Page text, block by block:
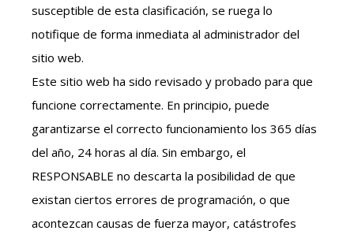
susceptible de esta clasificación, se ruega lo
notifique de forma inmediata al administrador del
sitio web.
Este sitio web ha sido revisado y probado para que
funcione correctamente. En principio, puede
garantizarse el correcto funcionamiento los 365 días
del año, 24 horas al día. Sin embargo, el
RESPONSABLE no descarta la posibilidad de que
existan ciertos errores de programación, o que
acontezcan causas de fuerza mayor, catástrofes